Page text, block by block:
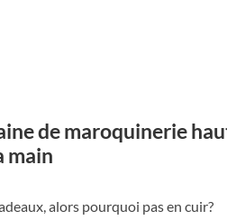
de maroquinerie
main
alors pourquoi pas en cuir?